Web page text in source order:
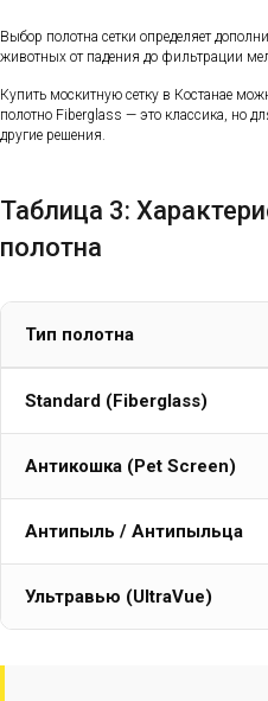
Выбор полотна сетки определяет
животных от падения до фильтрации
Купить москитную сетку в Костанае
полотно Fiberglass — это классика, но
другие решения.
Таблица 3:
полотна
Тип полотна
Standard (Fiberglass)
Антикошка (Pet Screen)
Антипыль / Антипыльца
Ультравью (UltraVue)